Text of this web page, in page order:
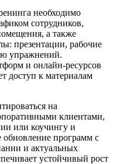
необходимо
сотрудников,
а также
презентации, рабочие
упражнений.
и онлайн-ресурсов
доступ к материалам
на
клиентами,
или коучингу и
программ с
и актуальных
устойчивый рост